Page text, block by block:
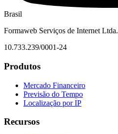
Brasil
Formaweb Serviços de Internet Ltda.
10.733.239/0001-24
Produtos
Mercado Financeiro
Previsão do Tempo
Localização por IP
Recursos